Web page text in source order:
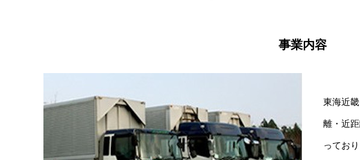
事業内容
東海近
離・近
ってお